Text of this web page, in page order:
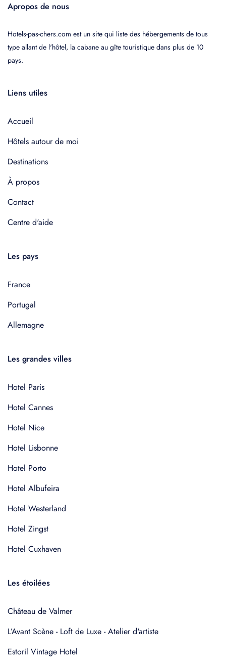
Apropos de nous
Hotels-pas-chers.com est un site qui liste des hébergements de tous
type allant de l'hôtel, la cabane au gîte touristique dans plus de 10
pays.
Liens utiles
Accueil
Hôtels autour de moi
Destinations
À propos
Contact
Centre d'aide
Les pays
France
Portugal
Allemagne
Les grandes villes
Hotel Paris
Hotel Cannes
Hotel Nice
Hotel Lisbonne
Hotel Porto
Hotel Albufeira
Hotel Westerland
Hotel Zingst
Hotel Cuxhaven
Les étoilées
Château de Valmer
L’Avant Scène - Loft de Luxe - Atelier d'artiste
Estoril Vintage Hotel